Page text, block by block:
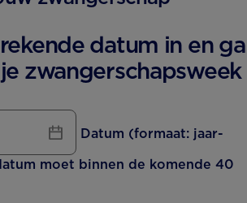
datum in en ga
zwangerschapsweek
Datum (formaat: jaar-
moet binnen de komende 40